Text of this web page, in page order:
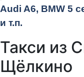
Audi A6, BMW 5
и т.п.
Такси из
Щёлкино